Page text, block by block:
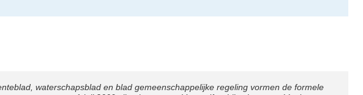
waterschapsblad en blad gemeenschappelijke regeling vormen de formele